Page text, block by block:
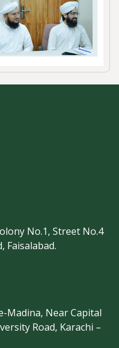
No.1, Street No.4
Faisalabad.
Madina, Near Capital
Road, Karachi –